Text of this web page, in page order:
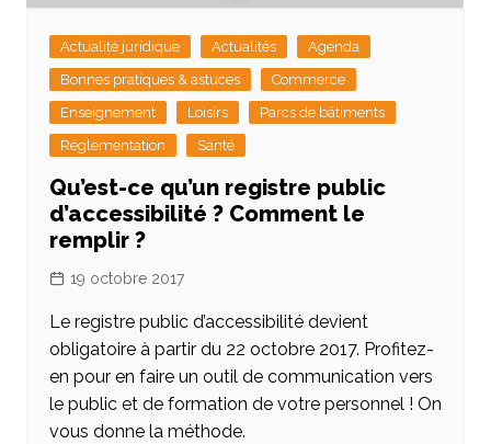
Actualité juridique Actualités
Agenda
Bonnes pratiques & astuces
Commerce
Enseignement
Loisirs
Parcs de bâtiments
Réglementation
Santé
Qu’est-ce qu’un registre public
d’accessibilité ? Comment le
remplir ?
19 octobre 2017
Le registre public d’accessibilité devient
obligatoire à partir du 22 octobre 2017. Profitez-
en pour en faire un outil de communication vers
le public et de formation de votre personnel ! On
vous donne la méthode.